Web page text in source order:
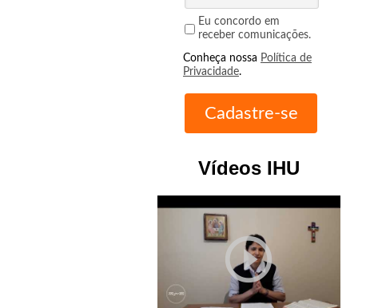
Eu concordo em
receber comunicações.
Conheça nossa Política de
Privacidade.
Vídeos IHU
play_circle_outline